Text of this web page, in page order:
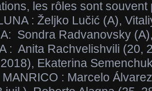
les rôles sont souvent
: Željko Lučić (A),
Sondra Radvanovsky
: Anita Rachvelishvili (20,
Ekaterina
: Marcelo